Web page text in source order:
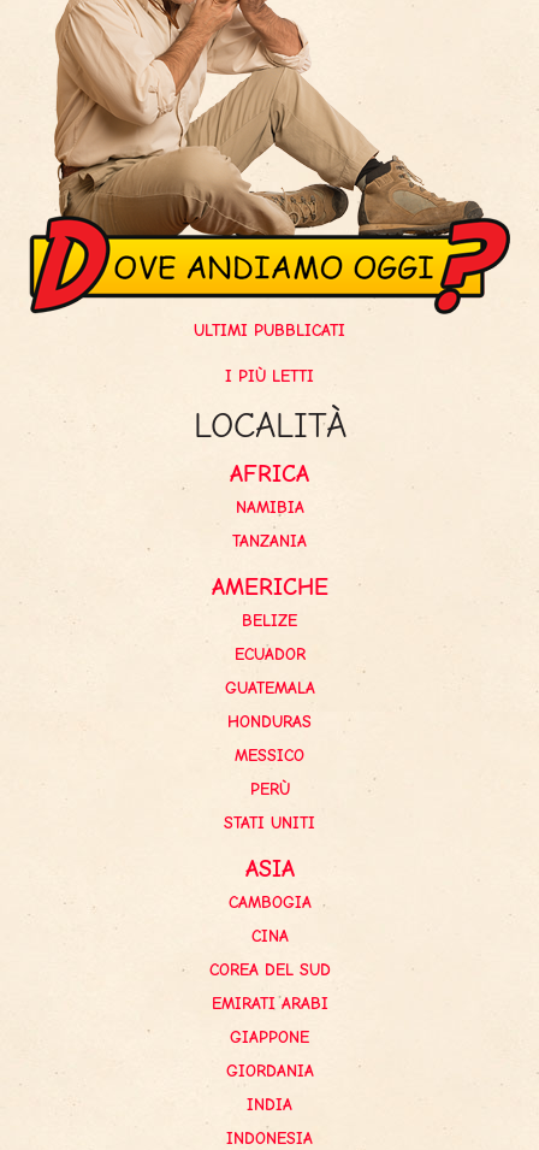
ULTIMI PUBBLICATI
I PIÙ LETTI
LOCALITÀ
AFRICA
NAMIBIA
TANZANIA
AMERICHE
BELIZE
ECUADOR
GUATEMALA
HONDURAS
MESSICO
PERÙ
STATI UNITI
ASIA
CAMBOGIA
CINA
COREA DEL SUD
EMIRATI ARABI
GIAPPONE
GIORDANIA
INDIA
INDONESIA